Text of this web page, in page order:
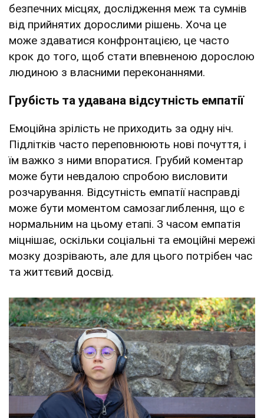
безпечних місцях, дослідження меж та сумнів
від прийнятих дорослими рішень. Хоча це
може здаватися конфронтацією, це часто
крок до того, щоб стати впевненою дорослою
людиною з власними переконаннями.
Грубість та удавана відсутність емпатії
Емоційна зрілість не приходить за одну ніч.
Підлітків часто переповнюють нові почуття, і
їм важко з ними впоратися. Грубий коментар
може бути невдалою спробою висловити
розчарування. Відсутність емпатії насправді
може бути моментом самозаглиблення, що є
нормальним на цьому етапі. З часом емпатія
міцнішає, оскільки соціальні та емоційні мережі
мозку дозрівають, але для цього потрібен час
та життєвий досвід.